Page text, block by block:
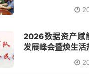
2026数据资产赋
发展峰会暨焕生活